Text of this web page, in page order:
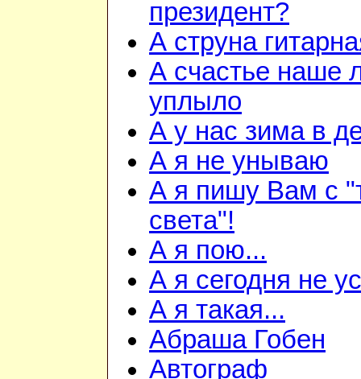
президент?
А струна
А счастье наше
уплыло
А у нас зима в
А я не унываю
А я пишу Вам с
света"!
А я пою...
А я сегодня не
А я такая...
Абраша Гобен
Автограф